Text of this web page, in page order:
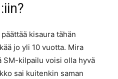
kisaura tähän
jo yli 10 vuotta. Mira
SM-kilpailu voisi olla hyvä
sai kuitenkin saman